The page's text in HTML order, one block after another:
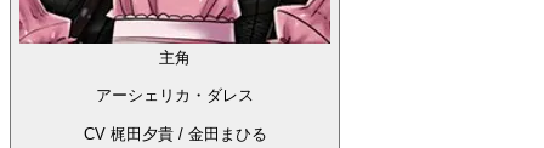
主角
アーシェリカ・ダレス
CV 梶田夕貴 / 金田まひる